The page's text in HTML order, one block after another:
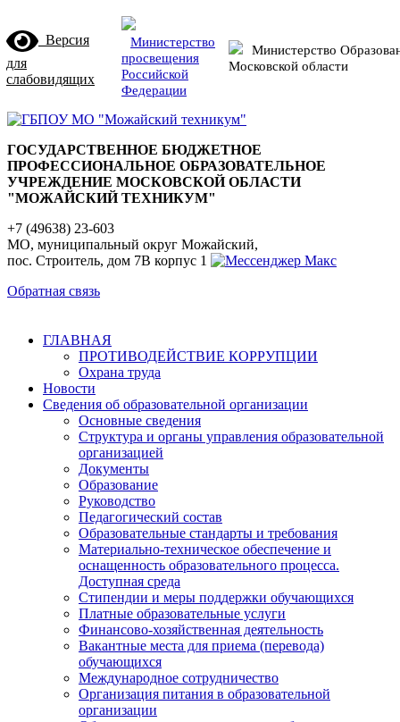
Версия
для
слабовидящих
Министерство
просвещения
Российской
Федерации
Министерство
Московской области
ГОСУДАРСТВЕННОЕ БЮДЖЕТНОЕ
ПРОФЕССИОНАЛЬНОЕ ОБРАЗОВАТЕЛЬНОЕ
УЧРЕЖДЕНИЕ МОСКОВСКОЙ ОБЛАСТИ
"МОЖАЙСКИЙ ТЕХНИКУМ"
+7 (49638) 23-603
МО, муниципальный округ Можайский,
пос. Строитель, дом 7В корпус 1
Обратная связь
ГЛАВНАЯ
ПРОТИВОДЕЙСТВИЕ КОРРУПЦИИ
Охрана труда
Новости
Сведения об образовательной организации
Основные сведения
Структура и органы управления образовательной
организацией
Документы
Образование
Руководство
Педагогический состав
Образовательные стандарты и требования
Материально-техническое обеспечение и
оснащенность образовательного процесса.
Доступная среда
Стипендии и меры поддержки обучающихся
Платные образовательные услуги
Финансово-хозяйственная деятельность
Вакантные места для приема (перевода)
обучающихся
Международное сотрудничество
Организация питания в образовательной
организации